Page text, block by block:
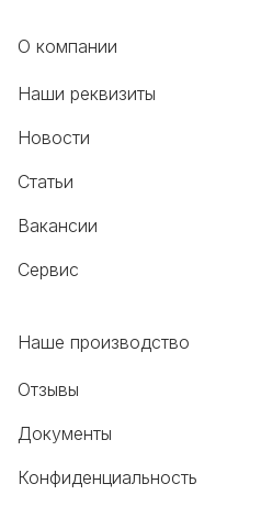
О компании
Наши реквизиты
Новости
Статьи
Вакансии
Сервис
Наше производство
Отзывы
Документы
Конфиденциальность